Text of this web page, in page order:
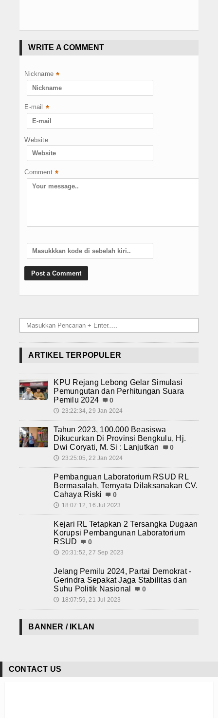
WRITE A COMMENT
Nickname *
E-mail *
Website
Comment *
ARTIKEL TERPOPULER
KPU Rejang Lebong Gelar Simulasi
Pemungutan dan Perhitungan Suara
Pemilu 2024
0
🕔 23:22:34, 29 Jan 2024
Tahun 2023, 100.000 Beasiswa
Dikucurkan Di Provinsi Bengkulu, Hj.
Dwi Coryati, M. Si : Lanjutkan
0
🕔 23:25:05, 22 Jan 2024
Pembanguan Laboratorium RSUD RL
Bermasalah, Ternyata Dilaksanakan CV.
Cahaya Riski
0
🕔 18:07:12, 16 Jul 2023
Kejari RL Tetapkan 2 Tersangka Dugaan
Korupsi Pembangunan Laboratorium
RSUD
0
🕔 20:31:52, 27 Sep 2023
Jelang Pemilu 2024, Partai Demokrat -
Gerindra Sepakat Jaga Stabilitas dan
Suhu Politik Nasional
0
🕔 18:07:59, 21 Jul 2023
BANNER / IKLAN
CONTACT US